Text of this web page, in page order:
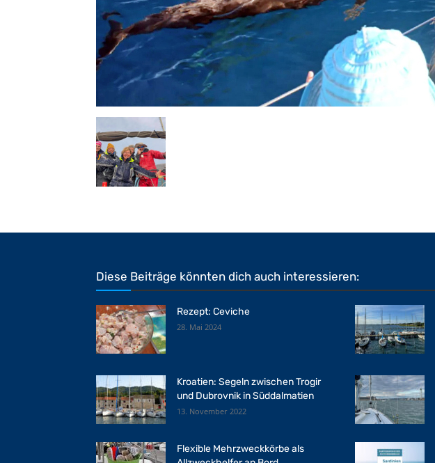
Diese Beiträge könnten dich auch interessieren:
Rezept: Ceviche
28. Mai 2024
Kroatien: Segeln zwischen Trogir
und Dubrovnik in Süddalmatien
13. November 2022
Flexible Mehrzweckkörbe als